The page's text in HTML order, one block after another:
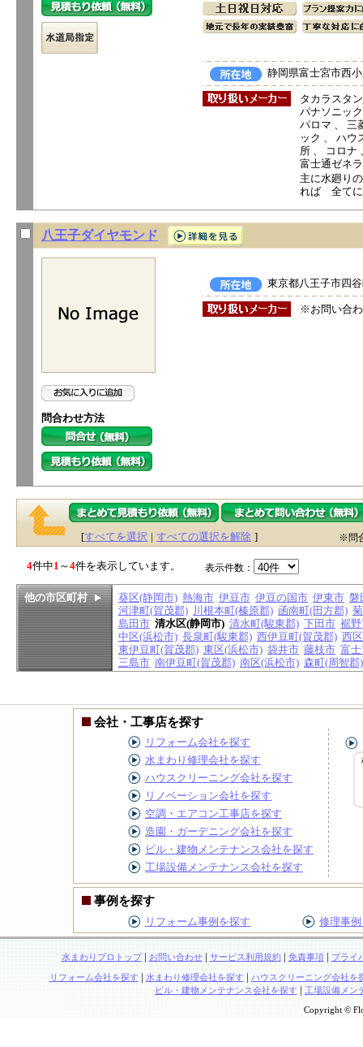
静岡県富士宮市西
タカラスタ
パナソニッ
パロマ 、 三
ック 、 ハウ
所 、 コロナ
富士通ゼネ
主に水廻り
れば 全てに
八王子ダイヤモンド
問合わせ方法
東京都八王子市四
※お問い合
[すべてを選択 | すべての選択を解除 ] ※問
4件中1 ～4件を表示しています。 表示件数：
他の市区町村 葵区(静岡市) 熱海市 伊豆市 伊豆の国市 伊東市 磐
河津町(賀茂郡) 川根本町(榛原郡) 函南町(田方郡)
島田市 清水区(静岡市) 清水町(駿東郡) 下田市 裾
中区(浜松市) 長泉町(駿東郡) 西伊豆町(賀茂郡) 西
東伊豆町(賀茂郡) 東区(浜松市) 袋井市 藤枝市 富
三島市 南伊豆町(賀茂郡) 南区(浜松市) 森町(周智郡)
会社・工事店を探す
リフォーム会社を探す
水まわり修理会社を探す
ハウスクリーニング会社を探す
リノベーション会社を探す
空調・エアコン工事店を探す
造園・ガーデニング会社を探す
ビル・建物メンテナンス会社を探す
工場設備メンテナンス会社を探す
事例を探す
リフォーム事例を探す 修理事
水まわりプロトップ| お問い合わせ| サービス利用規約| 免責事項| プライ
リフォーム会社を探す | 水まわり修理会社を探す | ハウスクリーニング会社を
ビル・建物メンテナンス会社を探す| 工場設備メン
Copyright ©